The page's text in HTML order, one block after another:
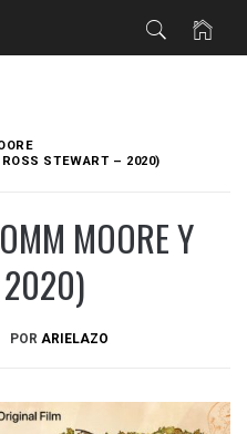
STEWART – 2020)
MOORE Y
2020)
POR ARIELAZO